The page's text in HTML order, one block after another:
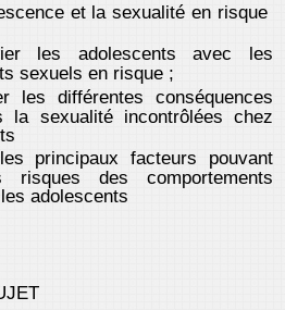
et la sexualité en risque
les adolescents avec les
sexuels en risque ;
les différentes conséquences
la sexualité incontrôlées chez
principaux facteurs pouvant
risques des comportements
adolescents